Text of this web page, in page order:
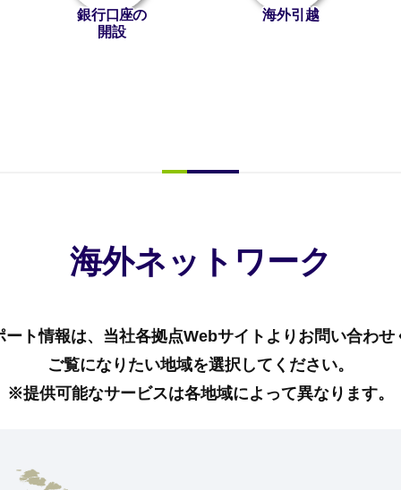
海外ネットワーク
ート情報は、当社各拠点Webサイトよりお問い合わせ
ご覧になりたい地域を選択してください。
※提供可能なサービスは各地域によって異なります。